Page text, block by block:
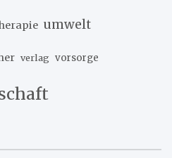
umwelt
verlag vorsorge